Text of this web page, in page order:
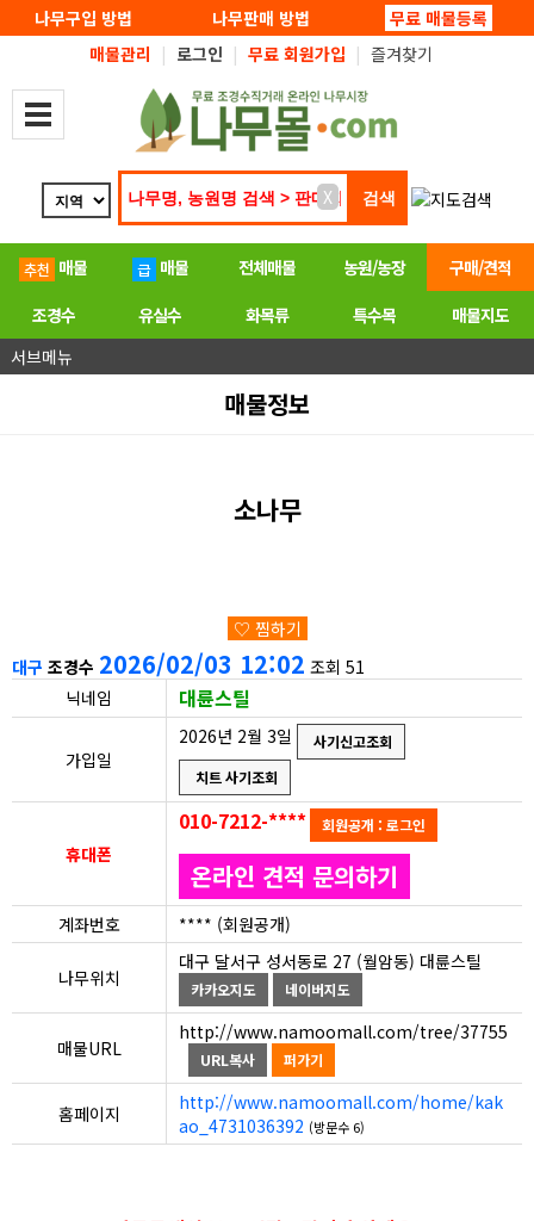
탑메뉴 바로가기
본문 바로가기
나무구입 방법 나무판매 방법
무료 매물등록
매물관리 | 로그인 | 무료 회원가입 | 즐겨찾기
X
매물 매물 전체매물 농원/농장
구매/견적
조경수
유실수 화목류 특수목
매물지도
서브메뉴
매물정보
소나무
♡ 찜하기
대구 조경수 2026/02/03 12:02 조회 51
닉네임
대륜스틸
가입일
2026년 2월 3일
사기신고조회
치트 사기조회
휴대폰
010-7212-**** 회원공개 : 로그인
온라인 견적 문의하기
계좌번호 **** (회원공개)
나무위치
대구 달서구 성서동로 27 (월암동) 대륜스틸
카카오지도 네이버지도
매물URL
http://www.namoomall.com/tree/37755
URL복사 퍼가기
홈페이지
http://www.namoomall.com/home/kak
ao_4731036392 (방문수 6)